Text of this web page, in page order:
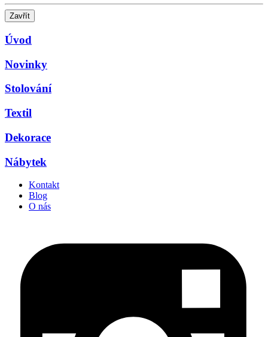
Zavřít
Úvod
Novinky
Stolování
Textil
Dekorace
Nábytek
Kontakt
Blog
O nás